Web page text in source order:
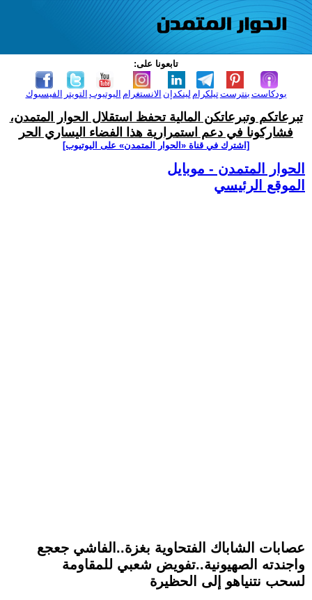
تابعونا على:
الفيسبوك التويتر اليوتيوب الانستغرام لينكدإن تيلكرامبنترست بودكاست
تبرعاتكم وتبرعاتكن المالية تحفظ استقلال الحوار المتمدن،
فشاركونا في دعم استمرارية هذا الفضاء اليساري الحر
[اشترك في قناة ‫«الحوار المتمدن» على اليوتيوب]
الحوار المتمدن - موبايل
الموقع الرئيسي
عصابات الشاباك الفتحاوية بغزة..الفاشي جعجع
واجندته الصهيونية..تفويض شعبي للمقاومة
لسحب نتنياهو إلى الحظيرة